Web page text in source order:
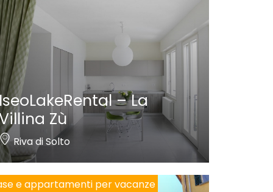
– La
Zù
Riva di Solto
e appartamenti per vacanze